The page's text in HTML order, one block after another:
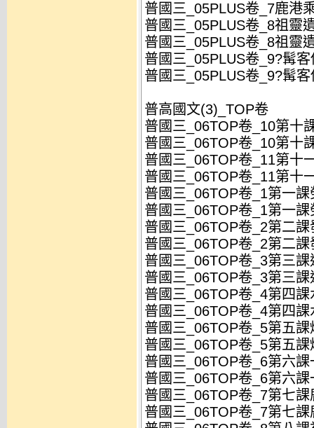
普國三_05PLUS卷_7鹿港
普國三_05PLUS卷_8祖靈
普國三_05PLUS卷_8祖靈
普國三_05PLUS卷_9?髯
普國三_05PLUS卷_9?髯
普高國文(3)_TOP卷
普國三_06TOP卷_10第十
普國三_06TOP卷_10第十
普國三_06TOP卷_11第十
普國三_06TOP卷_11第十
普國三_06TOP卷_1第一
普國三_06TOP卷_1第一
普國三_06TOP卷_2第二
普國三_06TOP卷_2第二
普國三_06TOP卷_3第三
普國三_06TOP卷_3第三
普國三_06TOP卷_4第四
普國三_06TOP卷_4第四
普國三_06TOP卷_5第五
普國三_06TOP卷_5第五
普國三_06TOP卷_6第六
普國三_06TOP卷_6第六
普國三_06TOP卷_7第七
普國三_06TOP卷_7第七